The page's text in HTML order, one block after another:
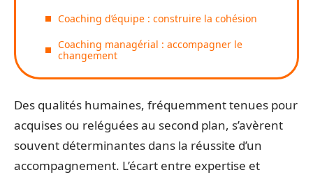
Coaching d’équipe : construire la cohésion
Coaching managérial : accompagner le
changement
Des qualités humaines, fréquemment tenues pour
acquises ou reléguées au second plan, s’avèrent
souvent déterminantes dans la réussite d’un
accompagnement. L’écart entre expertise et